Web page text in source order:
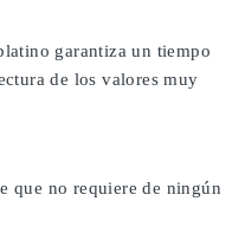
garantiza un tiempo
de los valores muy
que no requiere de ningún